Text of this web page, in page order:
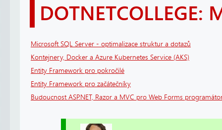
DOTNETCOLLEGE:
Microsoft SQL Server - optimalizace struktur a dotazů
Kontejnery, Docker a Azure Kubernetes Service (AKS)
Entity Framework pro pokročilé
Entity Framework pro začátečníky
Budoucnost ASP.NET, Razor a MVC pro Web Forms